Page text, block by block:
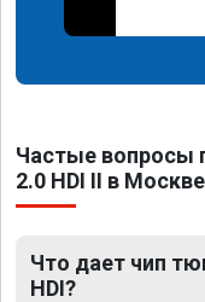
Частые вопросы
2.0 HDI II в Москве
Что дает чип
HDI?